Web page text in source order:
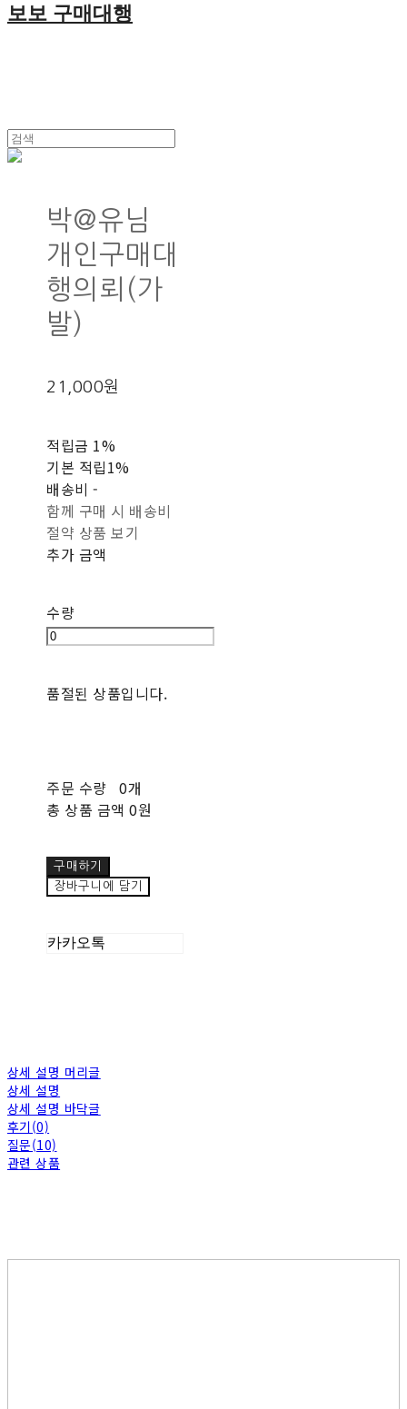
보보 구매대행
박@유님
개인구매대
행의뢰(가
발)
21,000원
적립금 1%
기본 적립1%
배송비-
함께 구매 시 배송비
절약 상품 보기
추가 금액
수량
품절된 상품입니다.
주문 수량 0개
총 상품 금액 0원
구매하기
장바구니에 담기
카카오톡
상세 설명 머리글
상세 설명
상세 설명 바닥글
후기(0)
질문(10)
관련 상품